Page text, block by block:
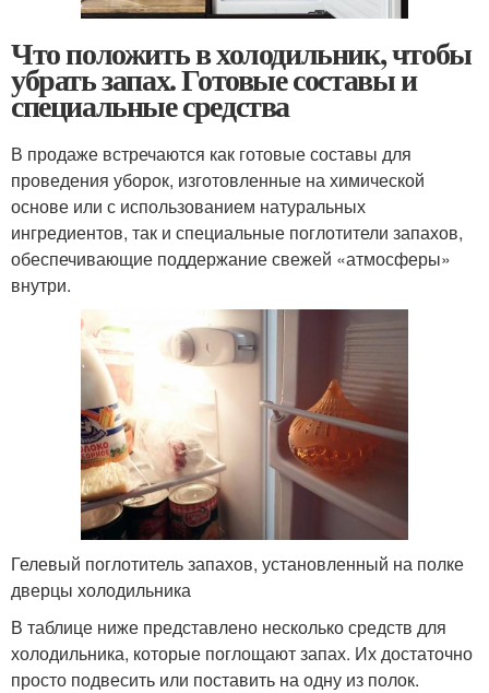
Что положить в холодильник, чтобы
убрать запах. Готовые составы и
специальные средства
В продаже встречаются как готовые составы для
проведения уборок, изготовленные на химической
основе или с использованием натуральных
ингредиентов, так и специальные поглотители запахов,
обеспечивающие поддержание свежей «атмосферы»
внутри.
Гелевый поглотитель запахов, установленный на полке
дверцы холодильника
В таблице ниже представлено несколько средств для
холодильника, которые поглощают запах. Их достаточно
просто подвесить или поставить на одну из полок.